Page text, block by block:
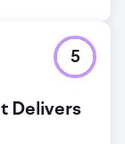
Delivers
5